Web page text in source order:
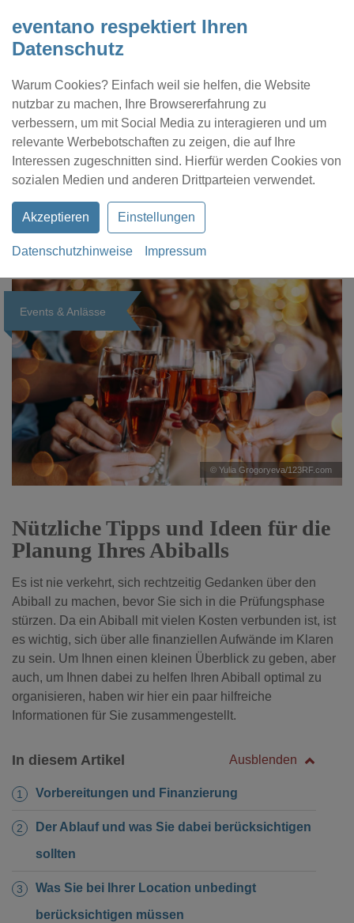
eventano respektiert Ihren
Datenschutz
Warum Cookies? Einfach weil sie helfen, die Website
nutzbar zu machen, Ihre Browsererfahrung zu
verbessern, um mit Social Media zu interagieren und um
relevante Werbebotschaften zu zeigen, die auf Ihre
Interessen zugeschnitten sind. Hierfür werden Cookies von
sozialen Medien und anderen Drittparteien verwendet.
Akzeptieren Einstellungen
Datenschutzhinweise Impressum
Kontakt Location eintragen Profil
Events & Anlässe
Events & Anlässe
© Yulia Grogoryeva/123RF.com
Nützliche Tipps und Ideen für die
Planung Ihres Abiballs
Es ist nie verkehrt, sich rechtzeitig Gedanken über den
Abiball zu machen, bevor Sie sich in die Prüfungsphase
stürzen. Da ein Abiball mit vielen Kosten verbunden ist, ist
es wichtig, sich über alle finanziellen Aufwände im Klaren
zu sein. Um Ihnen einen kleinen Überblick zu geben, aber
auch, um Ihnen dabei zu helfen Ihren Abiball optimal zu
organisieren, haben wir hier ein paar hilfreiche
Informationen für Sie zusammengestellt.
In diesem Artikel Ausblenden
Vorbereitungen und Finanzierung
Der Ablauf und was Sie dabei berücksichtigen
sollten
Was Sie bei Ihrer Location unbedingt
berücksichtigen müssen